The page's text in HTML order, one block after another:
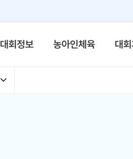
메뉴
대회정보 농아인체육 대